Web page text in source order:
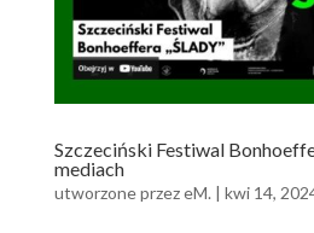
Szczeciński Festiwal
mediach
utworzone przezeM. | kwi 14,